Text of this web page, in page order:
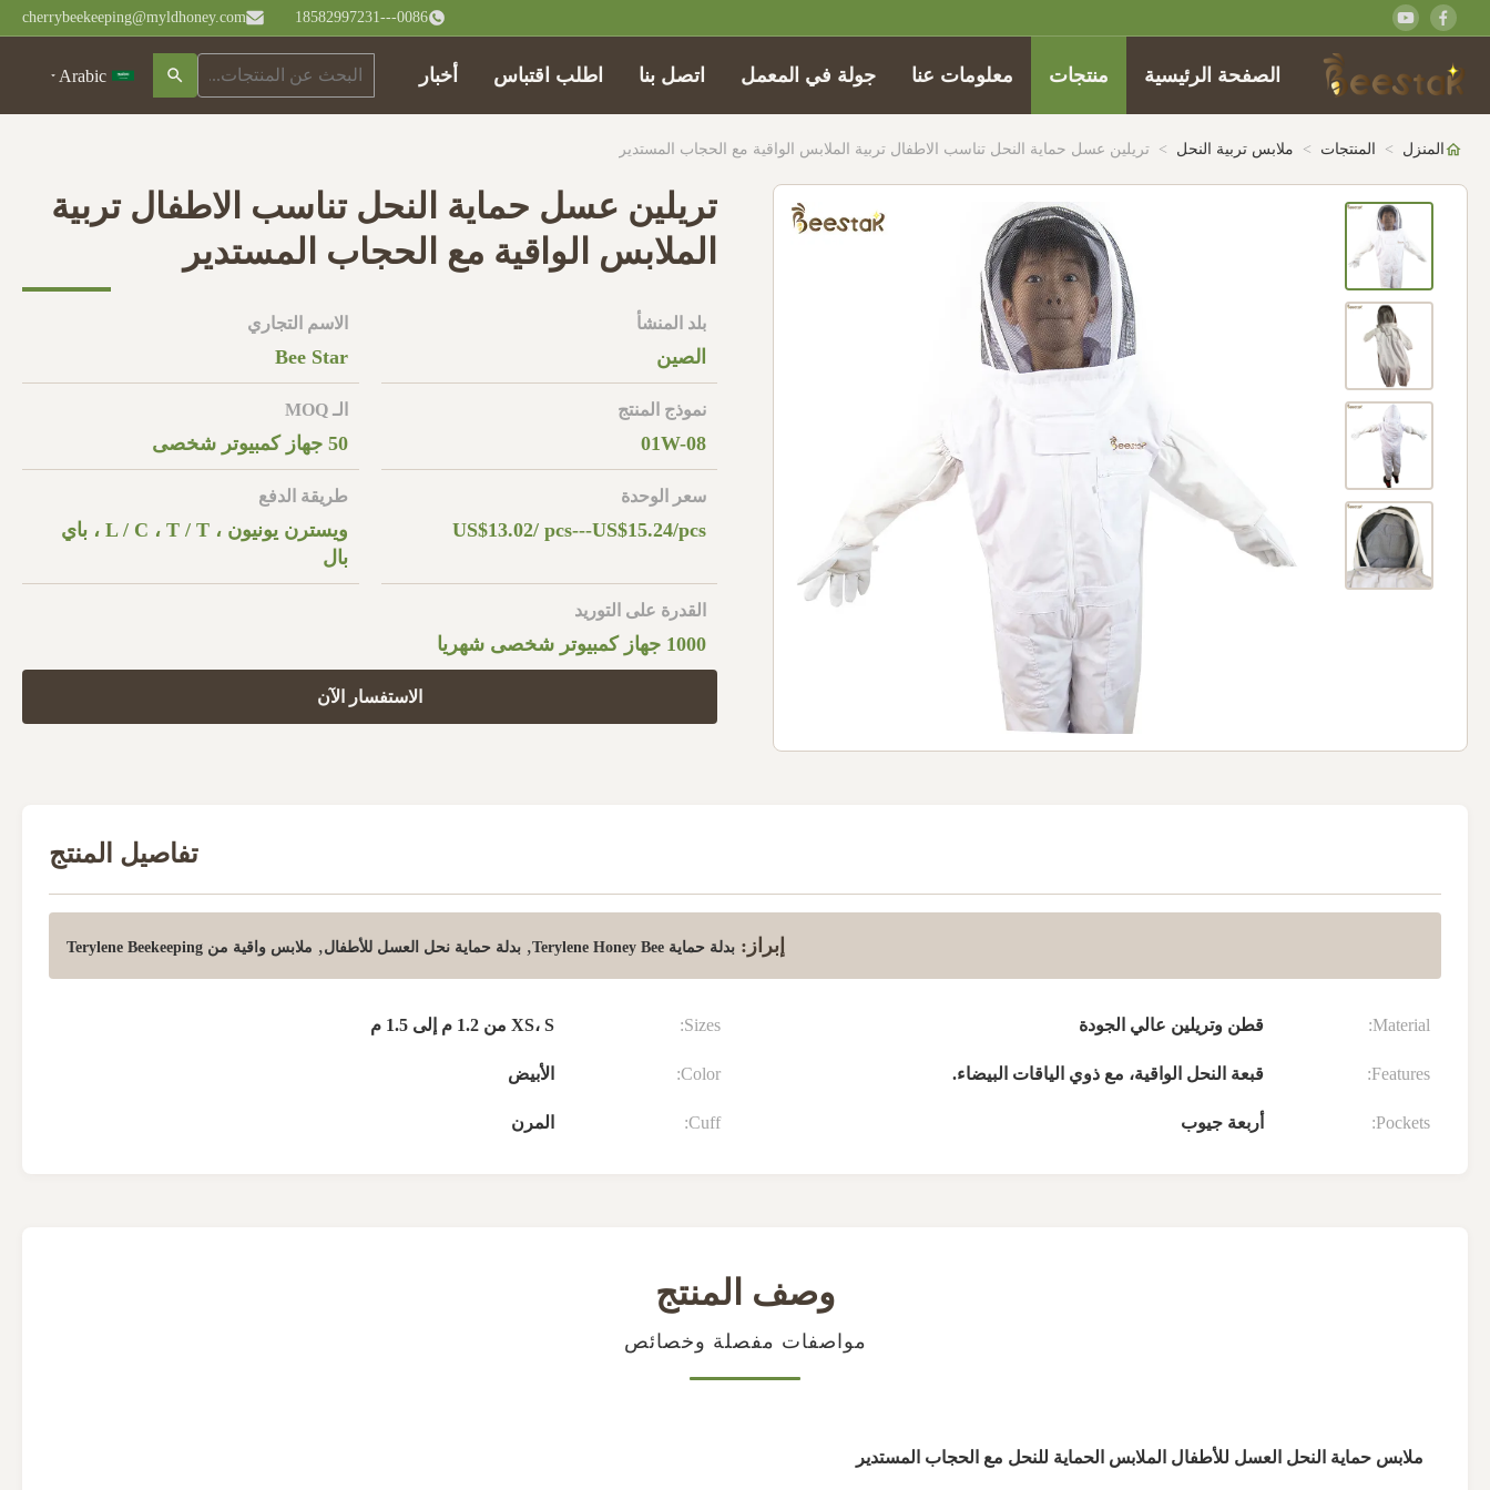
0086---18582997231
cherrybeekeeping@myldhoney.com
الصفحة الرئيسية منتجات معلومات عنا جولة في المعمل اتصل بنا اطلب اقتباس أخبار Arabic
المنزل > المنتجات > ملابس تربية النحل > تريلين عسل حماية النحل تناسب الاطفال تربية الملابس الواقية مع الحجاب المستدير
تريلين عسل حماية النحل تناسب الاطفال تربية
الملابس الواقية مع الحجاب المستدير
بلد المنشأ
الصين
الاسم التجاري
Bee Star
نموذج المنتج
01W-08
الـ MOQ
50 جهاز كمبيوتر شخصى
سعر الوحدة
US$13.02/ pcs---US$15.24/pcs
طريقة الدفع
ويسترن يونيون ، L / C ، T / T ، باي
بال
القدرة على التوريد
1000 جهاز كمبيوتر شخصى شهريا
الاستفسار الآن
تفاصيل المنتج
إبراز: بدلة حماية Terylene Honey Bee , بدلة حماية نحل العسل للأطفال, ملابس واقية من Terylene Beekeeping
Material: قطن وتريلين عالي الجودة Sizes: XS، S من 1.2 م إلى 1.5 م
Features: قبعة النحل الواقية، مع ذوي الياقات البيضاء. Color: الأبيض
Pockets: أربعة جيوب Cuff: المرن
وصف المنتج
مواصفات مفصلة وخصائص
ملابس حماية النحل العسل للأطفال الملابس الحماية للنحل مع الحجاب المستدير